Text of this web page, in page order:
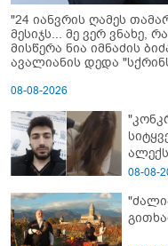
"24 იანვრის ღამეს
მესიჯს... მე ვერ ვნახე,
მისწერა ნია იმნაძის
ავალიანის დედა
08-08-2026
08-08-